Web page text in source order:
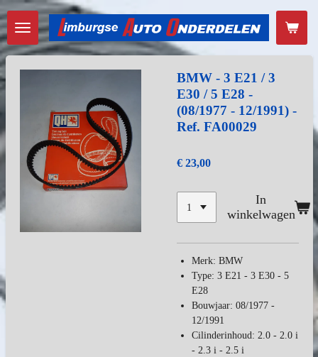
Ga
direct
naar
de
hoofdinhoud
BMW - 3 E21 / 3
E30 / 5 E28 -
(08/1977 - 12/1991) -
Ref. FA00029
€ 23,00
In
winkelwagen
Merk: BMW
Type: 3 E21 - 3 E30 - 5
E28
Bouwjaar: 08/1977 -
12/1991
Cilinderinhoud: 2.0 - 2.0 i
- 2.3 i - 2.5 i